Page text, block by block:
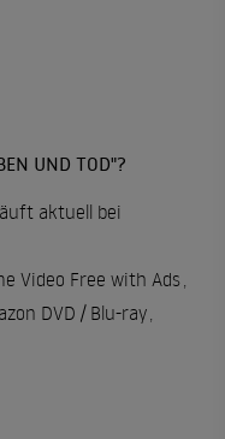
UND TOD"?
aktuell bei
Video Free with Ads,
DVD / Blu-ray,